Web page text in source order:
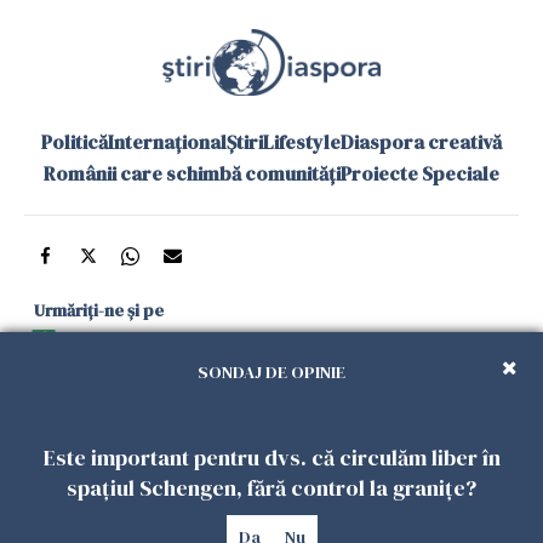
PoliticăInternaționalȘtiriLifestyleDiaspora creativă
Românii care schimbă comunitățiProiecte Speciale
Urmăriți-ne și pe
și în aplicațiile mobile
Politica de
confidențialitate
Politica
Cookies
Gestionați
Contact
Declarație de
accesibilitate
SONDAJ DE OPINIE
Este important pentru dvs. că circulăm liber în
spațiul Schengen, fără control la granițe?
Da Nu